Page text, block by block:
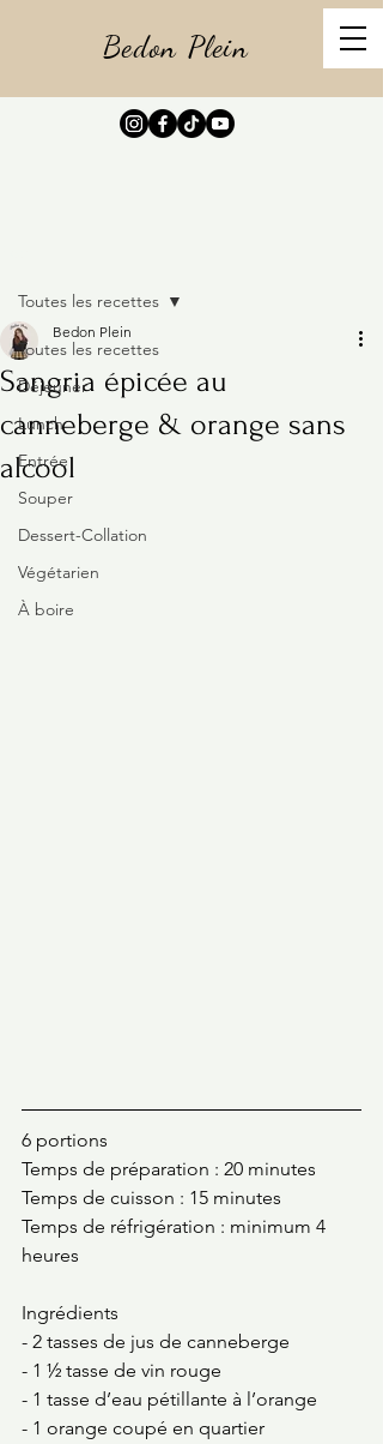
Bedon Plein
Toutes les recettes
Déjeuner
Lunch
Entrée
Souper
Dessert-Collation
Végétarien
À boire
Toutes les recettes
Sangria épicée au
canneberge & orange sans
alcool
Bedon Plein
6 portions
Temps de préparation : 20 minutes
Temps de cuisson : 15 minutes
Temps de réfrigération : minimum 4
heures
Ingrédients
- 2 tasses de jus de canneberge
- 1 ½ tasse de vin rouge
- 1 tasse d’eau pétillante à l’orange
- 1 orange coupé en quartier